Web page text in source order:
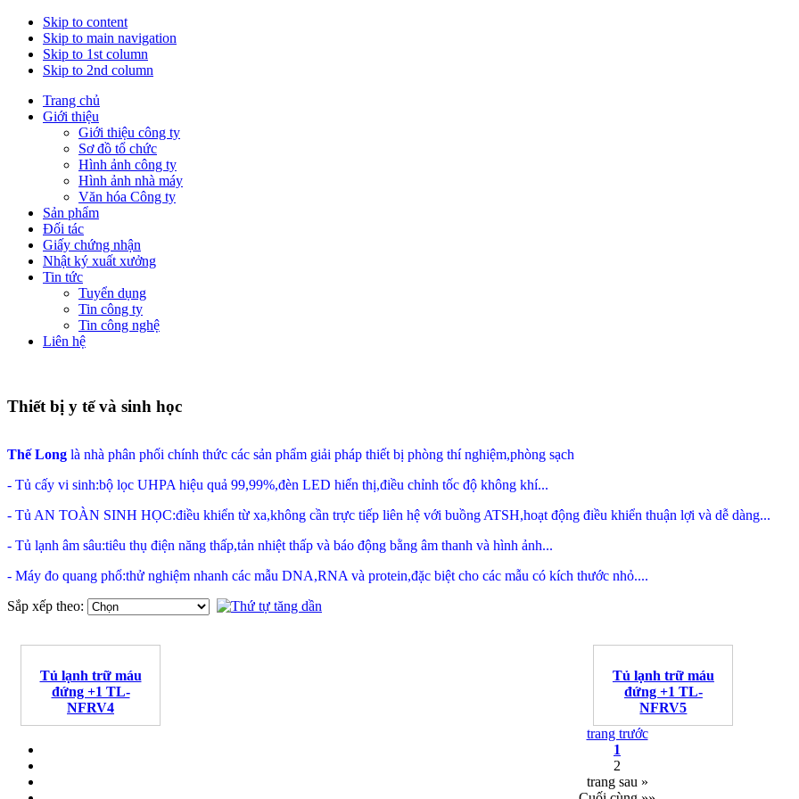
Skip to content
Skip to main navigation
Skip to 1st column
Skip to 2nd column
Trang chủ
Giới thiệu
Giới thiệu công ty
Sơ đồ tổ chức
Hình ảnh công ty
Hình ảnh nhà máy
Văn hóa Công ty
Sản phẩm
Đối tác
Giấy chứng nhận
Nhật ký xuất xưởng
Tin tức
Tuyển dụng
Tin công ty
Tin công nghệ
Liên hệ
Thiết bị y tế và sinh học
Thế Long là nhà phân phối chính thức các sản phẩm giải pháp thiết bị phòng thí nghiệm,phòng sạch
- Tủ cấy vi sinh:bộ lọc UHPA hiệu quả 99,99%,đèn LED hiển thị,điều chỉnh tốc độ không khí...
- Tủ AN TOÀN SINH HỌC:điều khiển từ xa,không cần trực tiếp liên hệ với buồng ATSH,hoạt động điều khiển thuận lợi và dễ dàng...
- Tủ lạnh âm sâu:tiêu thụ điện năng thấp,tản nhiệt thấp và báo động bằng âm thanh và hình ảnh...
- Máy đo quang phổ:thử nghiệm nhanh các mẫu DNA,RNA và protein,đặc biệt cho các mẫu có kích thước nhỏ....
Sắp xếp theo:
Tủ lạnh trữ máu
đứng +1 TL-
NFRV4
Tủ lạnh trữ máu
đứng +1 TL-
NFRV5
trang trước
1
2
trang sau »